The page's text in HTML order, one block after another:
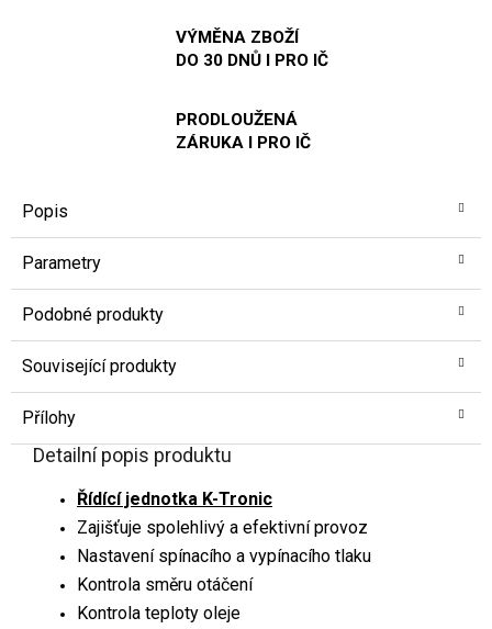
VÝMĚNA ZBOŽÍ
DO 30 DNŮ I PRO IČ
PRODLOUŽENÁ
ZÁRUKA I PRO IČ
Popis
Parametry
Podobné produkty
Související produkty
Přílohy
Detailní popis produktu
Řídící jednotka K-Tronic
Zajišťuje spolehlivý a efektivní provoz
Nastavení spínacího a vypínacího tlaku
Kontrola směru otáčení
Kontrola teploty oleje